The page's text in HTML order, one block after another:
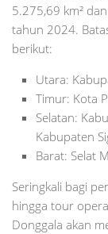
5.275,69 km²
tahun 2024.
berikut:
Utara:
Timur: Kota
Selatan:
Kabupaten
Barat: Selat
Seringkali bagi
hingga tour
Donggala akan